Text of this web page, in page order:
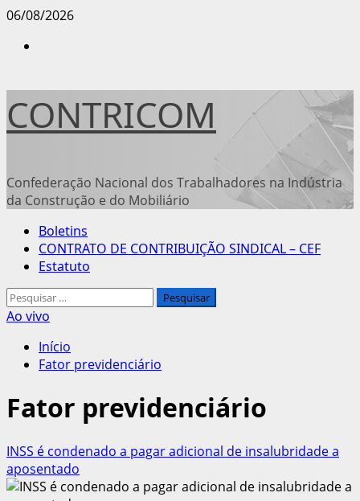
Avançar
06/08/2026
CONTRICOM
Confederação Nacional dos Trabalhadores na Indústria
da Construção e do Mobiliário
Menu
principal
Boletins
CONTRATO DE CONTRIBUIÇÃO SINDICAL – CEF
Estatuto
Pesquisar
por:
Ao vivo
Início
Fator previdenciário
Fator previdenciário
INSS é condenado a pagar adicional de insalubridade a
aposentado